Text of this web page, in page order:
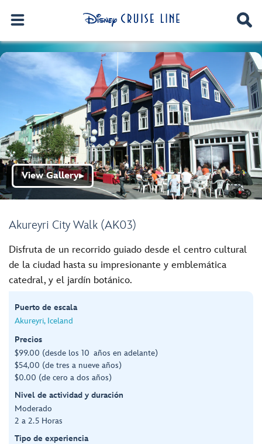
Akureyri City Walk (AK03)
View Gallery▶
Disfruta de un recorrido guiado desde el centro cultural
de la ciudad hasta su impresionante y emblemática
catedral, y el jardín botánico.
Puerto de escala
Akureyri, Iceland
Precios
$99.00 (desde los 10 años en adelante)
$54,00 (de tres a nueve años)
$0.00 (de cero a dos años)
Nivel de actividad y duración
Moderado
2 a 2.5 Horas
Tipo de experiencia